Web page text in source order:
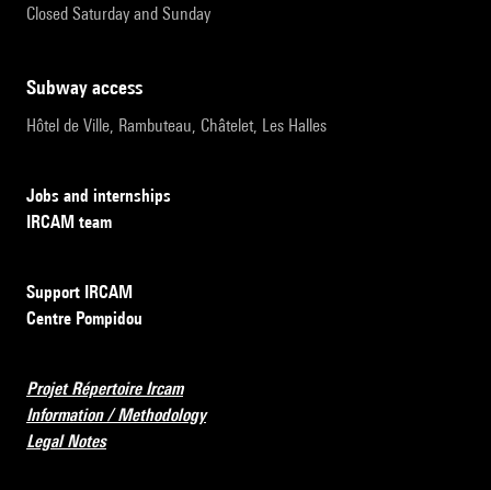
Closed Saturday and Sunday
subway access
Hôtel de Ville, Rambuteau, Châtelet, Les Halles
Jobs and internships
IRCAM team
Support IRCAM
Centre Pompidou
Projet Répertoire Ircam
Information / Methodology
Legal Notes